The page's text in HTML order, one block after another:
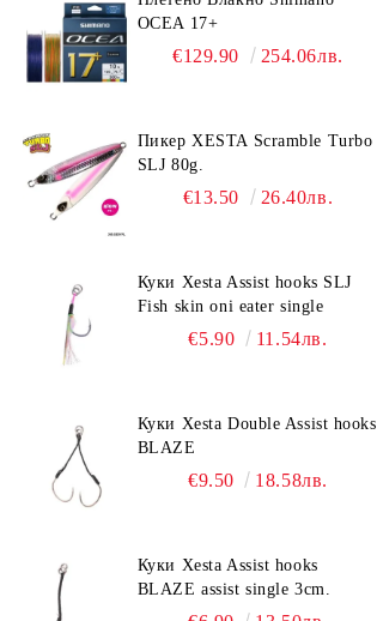
OCEA 17+
€129.90 254.06лв.
Пикер XESTA Scramble Turbo
SLJ 80g.
€13.50 26.40лв.
Куки Xesta Assist hooks SLJ
Fish skin oni eater single
€5.90 11.54лв.
Куки Xesta Double Assist hooks
BLAZE
€9.50 18.58лв.
Куки Xesta Assist hooks
BLAZE assist single 3cm.